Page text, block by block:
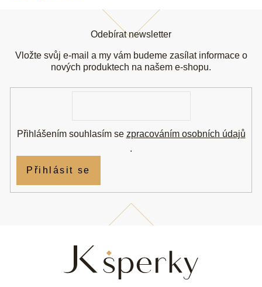
Odebírat newsletter
Vložte svůj e-mail a my vám budeme zasílat informace o
nových produktech na našem e-shopu.
Přihlášením souhlasím se zpracováním osobních údajů
.
Přihlásit se